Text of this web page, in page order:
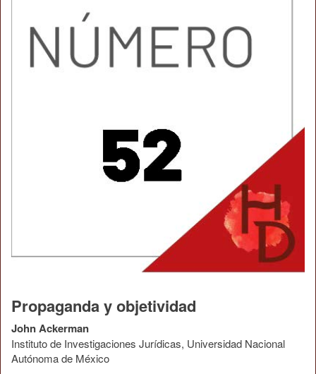
Propaganda y objetividad
John Ackerman
Instituto de Investigaciones Jurídicas, Universidad Nacional
Autónoma de México